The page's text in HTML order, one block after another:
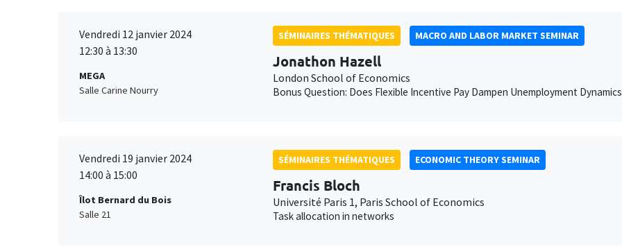
Vendredi 12 janvier 2024
12:30 à 13:30
MEGA
Salle Carine Nourry
SÉMINAIRES THÉMATIQUES MACRO AND LABOR MARKET SEMINAR
Jonathon Hazell
London School of Economics
Bonus Question: Does Flexible Incentive Pay Dampen Unemployment
Vendredi 19 janvier 2024
14:00 à 15:00
Îlot Bernard du Bois
Salle 21
SÉMINAIRES THÉMATIQUES ECONOMIC THEORY SEMINAR
Francis Bloch
Université Paris 1, Paris School of Economics
Task allocation in networks